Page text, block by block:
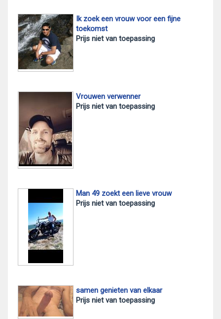
Ik zoek een vrouw voor een fijne
toekomst
Prijs niet van toepassing
Vrouwen verwenner
Prijs niet van toepassing
Man 49 zoekt een lieve vrouw
Prijs niet van toepassing
samen genieten van elkaar
Prijs niet van toepassing